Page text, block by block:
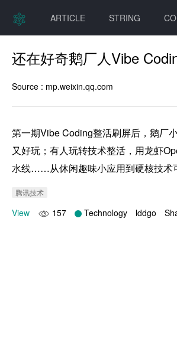
ARTICLE STRING
还在好奇鹅厂人Vibe
Source : mp.weixin.qq.com
第一期Vibe Coding整活刷屏后，鹅厂
又好玩；有人玩转技术整活，用龙虾
水线……从休闲趣味小应用到硬核技术
腾讯技术
View 157 Technology lddgo